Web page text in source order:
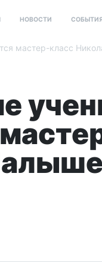
НОВОСТИ
мастер-класс